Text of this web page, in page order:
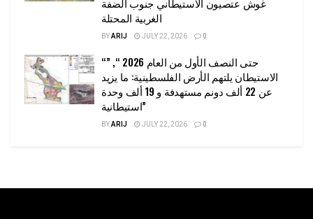
الغربية المحتلة
BYARIJ JULY 22, 2026 0
“حتى النصف الأول من العام 2026 “, ”
الاستيطان يلتهم الأرض الفلسطينية: ما يزيد
عن 22 ألف دونم مستهدفة و 19 ألف وحدة
استيطانية”
BYARIJ JULY 22, 2026 0